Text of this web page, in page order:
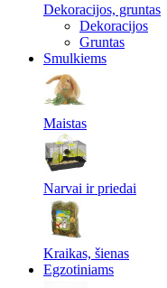
Dekoracijos, gruntas
Dekoracijos
Gruntas
Smulkiems
Maistas
Narvai ir priedai
Kraikas, šienas
Egzotiniams